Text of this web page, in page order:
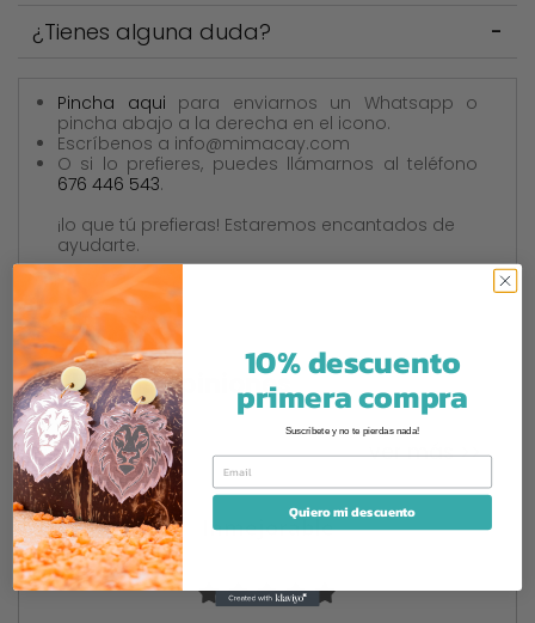
¿Tienes alguna duda?
Pincha aqui para enviarnos un Whatsapp o
pincha abajo a la derecha en el icono.
Escríbenos a info@mimacay.com
O si lo prefieres, puedes llámarnos al teléfono
676 446 543.
¡lo que tú prefieras! Estaremos encantados de
ayudarte.
Últimas opiniones
ver más >>
Inmejorable
10% descuento
primera compra
Suscríbete y no te pierdas nada!
Quiero mi descuento